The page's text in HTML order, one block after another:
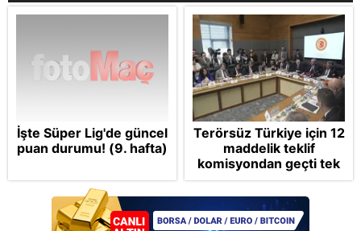
İşte Süper Lig'de güncel
puan durumu! (9. hafta)
Terörsüz Türkiye için 12
maddelik teklif
komisyondan geçti tek
madde değişti!
Soruşturma ve cezalar
hangi şartlarda
ertelenecek?